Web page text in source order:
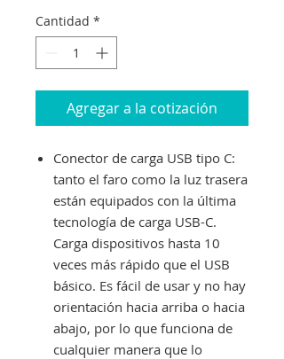
Cantidad *
Agregar a la cotización
Conector de carga USB tipo C:
tanto el faro como la luz trasera
están equipados con la última
tecnología de carga USB-C.
Carga dispositivos hasta 10
veces más rápido que el USB
básico. Es fácil de usar y no hay
orientación hacia arriba o hacia
abajo, por lo que funciona de
cualquier manera que lo